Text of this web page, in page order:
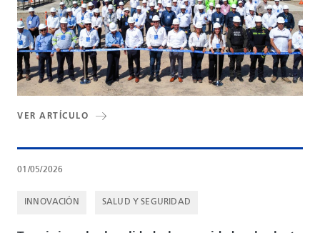
VER ARTÍCULO
01/05/2026
INNOVACIÓN SALUD Y SEGURIDAD